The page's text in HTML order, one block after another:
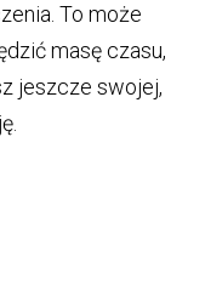
To może
masę czasu,
jeszcze swojej,